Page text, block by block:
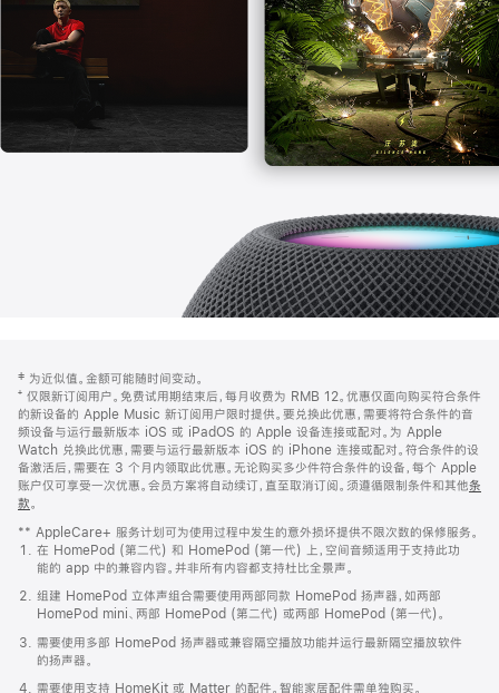
页
页
脚
注
‡ 为近似值。金额可能随时间变动。
⁺ 仅限新订阅用户。免费试用期结束后，每月收费为 RMB 12。优惠仅面向购买符合条件
的新设备的 Apple Music 新订阅用户限时提供。要兑换此优惠，需要将符合条件的音
频设备与运行最新版本 iOS 或 iPadOS 的 Apple 设备连接或配对。为 Apple
Watch 兑换此优惠，需要与运行最新版本 iOS 的 iPhone 连接或配对。符合条件的设
备激活后，需要在 3 个月内领取此优惠。无论购买多少件符合条件的设备，每个 Apple
账户仅可享受一次优惠。会员方案将自动续订，直至取消订阅。须遵循限制条件和其他条
款。
窗
口
中
打
开)
** AppleCare+ 服务计划可为使用过程中发生的意外损坏提供不限次数的保修服务。
在 HomePod (第二代) 和 HomePod (第一代) 上，空间音频适用于支持此功
能的 app 中的兼容内容。并非所有内容都支持杜比全景声。
组建 HomePod 立体声组合需要使用两部同款 HomePod 扬声器，如两部
HomePod mini、两部 HomePod (第二代) 或两部 HomePod (第一代)。
需要使用多部 HomePod 扬声器或兼容隔空播放功能并运行最新隔空播放软件
的扬声器。
需要使用支持 HomeKit 或 Matter 的配件。智能家居配件需单独购买。